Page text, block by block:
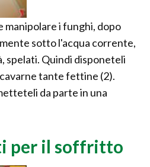
i funghi, dopo
sotto l'acqua corrente,
spelati. Quindi disponeteli
tante fettine (2).
da parte in una
per il soffritto